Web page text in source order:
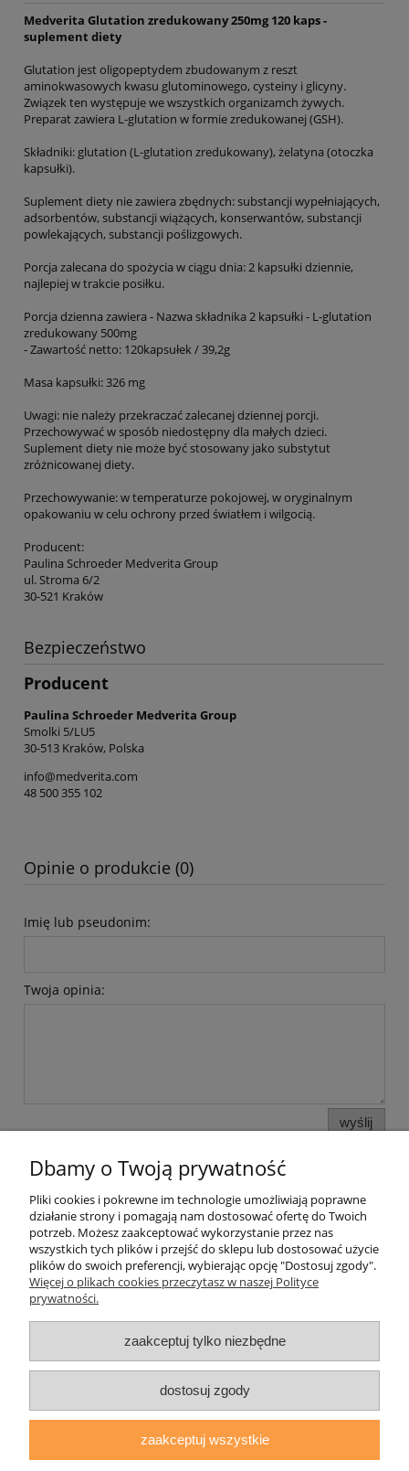
Medverita Glutation zredukowany 250mg 120 kaps -
suplement diety
Glutation jest oligopeptydem zbudowanym z reszt
aminokwasowych kwasu glutominowego, cysteiny i glicyny.
Związek ten występuje we wszystkich organizamch żywych.
Preparat zawiera L-glutation w formie zredukowanej (GSH).
Składniki: glutation (L-glutation zredukowany), żelatyna (otoczka
kapsułki).
Suplement diety nie zawiera zbędnych: substancji wypełniających,
adsorbentów, substancji wiążących, konserwantów, substancji
powlekających, substancji poślizgowych.
Porcja zalecana do spożycia w ciągu dnia: 2 kapsułki dziennie,
najlepiej w trakcie posiłku.
Porcja dzienna zawiera - Nazwa składnika 2 kapsułki - L-glutation
zredukowany 500mg
- Zawartość netto: 120kapsułek / 39,2g
Masa kapsułki: 326 mg
Uwagi: nie należy przekraczać zalecanej dziennej porcji.
Przechowywać w sposób niedostępny dla małych dzieci.
Suplement diety nie może być stosowany jako substytut
zróżnicowanej diety.
Przechowywanie: w temperaturze pokojowej, w oryginalnym
opakowaniu w celu ochrony przed światłem i wilgocią.
Producent:
Paulina Schroeder Medverita Group
ul. Stroma 6/2
30-521 Kraków
Bezpieczeństwo
Producent
Paulina Schroeder Medverita Group
Smolki 5/LU5
30-513 Kraków, Polska
info@medverita.com
48 500 355 102
Opinie o produkcie (0)
Imię lub pseudonim:
Twoja opinia:
wyślij
Pomoc
Moje konto
Informacje
O nas
ul. Grodzka Nr 23, 67-200 Głogów | woj. dolnośląskie
| tel.: 513093168 | email:sklep@daryziol.pl| NIP: 6921579498 |
Dbamy o Twoją prywatność
Pliki cookies i pokrewne im technologie umożliwiają poprawne
działanie strony i pomagają nam dostosować ofertę do Twoich
potrzeb. Możesz zaakceptować wykorzystanie przez nas
wszystkich tych plików i przejść do sklepu lub dostosować użycie
plików do swoich preferencji, wybierając opcję "Dostosuj zgody".
Więcej o plikach cookies przeczytasz w naszej Polityce
prywatności.
zaakceptuj tylko niezbędne
dostosuj zgody
zaakceptuj wszystkie